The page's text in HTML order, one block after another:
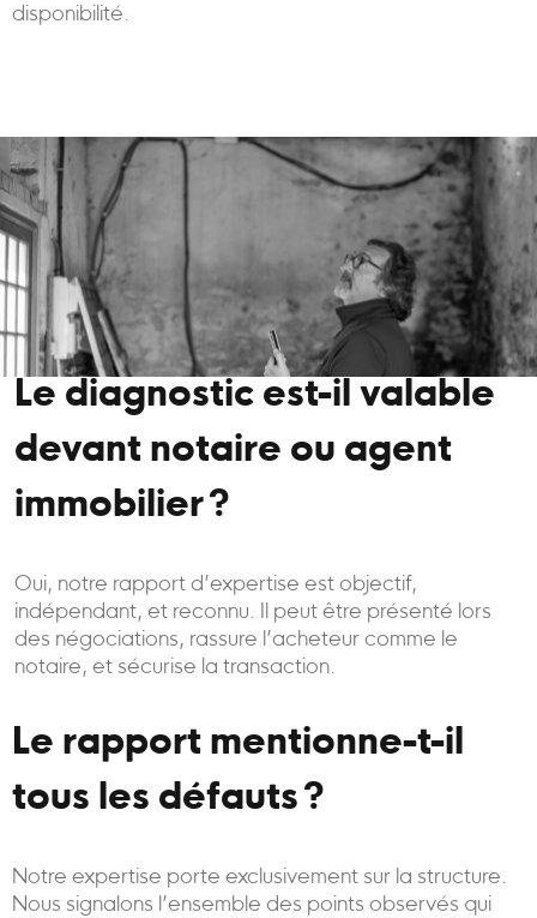
disponibilité.
Le diagnostic est-il valable
devant notaire ou agent
immobilier ?
Oui, notre rapport d’expertise est objectif,
indépendant, et reconnu. Il peut être présenté lors
des négociations, rassure l’acheteur comme le
notaire, et sécurise la transaction.
Le rapport mentionne-t-il
tous les défauts ?
Notre expertise porte exclusivement sur la structure.
Nous signalons l’ensemble des points observés qui